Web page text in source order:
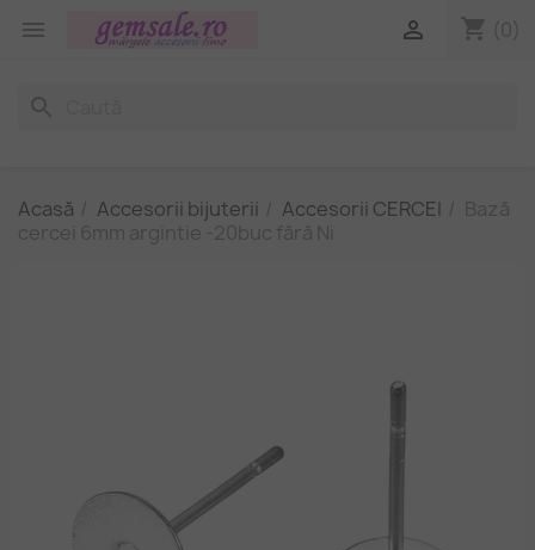
 shopping_cart (0)

search
Acasă Accesorii bijuterii Accesorii CERCEI
Bază
cercei 6mm argintie -20buc fără Ni